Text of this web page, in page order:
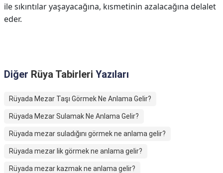
ile sıkıntılar yaşayacağına, kısmetinin azalacağına delalet
eder.
Diğer Rüya Tabirleri Yazıları
Rüyada Mezar Taşı Görmek Ne Anlama Gelir?
Rüyada Mezar Sulamak Ne Anlama Gelir?
Rüyada mezar suladığını görmek ne anlama gelir?
Rüyada mezar lik görmek ne anlama gelir?
Rüyada mezar kazmak ne anlama gelir?